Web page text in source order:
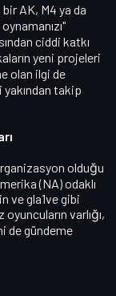
AK, M4 ya da
ciddi katkı
yeni projeleri
olan ilgi de
takip
olduğu
(NA)odaklı
ve gla1ve gibi
varlığı,
de gündeme